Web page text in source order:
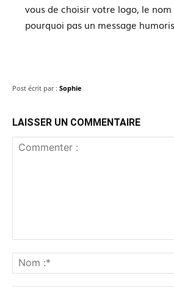
vous de choisir votre logo, le
pourquoi pas un message
Post écrit par : Sophie
LAISSER UN COMMENTAIRE